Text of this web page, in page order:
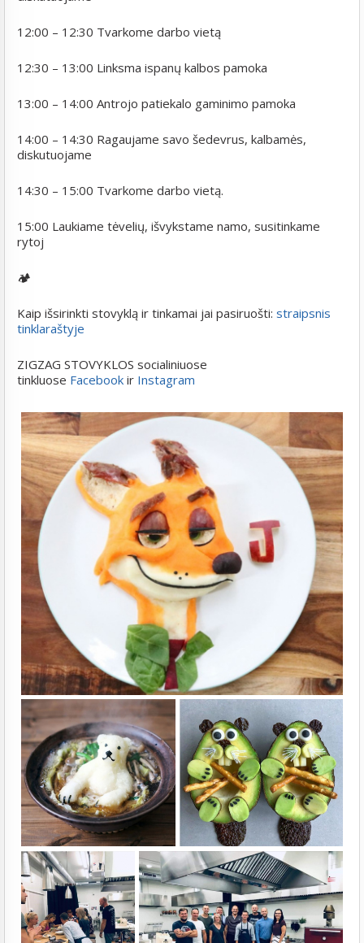
12:00 – 12:30 Tvarkome darbo vietą
12:30 – 13:00 Linksma ispanų kalbos pamoka
13:00 – 14:00 Antrojo patiekalo gaminimo pamoka
14:00 – 14:30 Ragaujame savo šedevrus, kalbamės,
diskutuojame
14:30 – 15:00 Tvarkome darbo vietą.
15:00 Laukiame tėvelių, išvykstame namo, susitinkame
rytoj
🏕️
Kaip išsirinkti stovyklą ir tinkamai jai pasiruošti: straipsnis
tinklaraštyje
ZIGZAG STOVYKLOS socialiniuose
tinkluose Facebook ir Instagram